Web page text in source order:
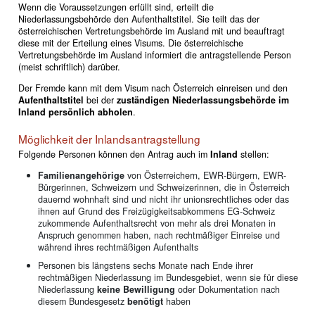
Wenn die Voraussetzungen erfüllt sind, erteilt die
Niederlassungsbehörde den Aufenthaltstitel. Sie teilt das der
österreichischen Vertretungsbehörde im Ausland mit und beauftragt
diese mit der Erteilung eines Visums. Die österreichische
Vertretungsbehörde im Ausland informiert die antragstellende Person
(meist schriftlich) darüber.
Der Fremde kann mit dem Visum nach Österreich einreisen und den
Aufenthaltstitel bei der zuständigen Niederlassungsbehörde im
Inland persönlich abholen.
Möglichkeit der Inlandsantragstellung
Folgende Personen können den Antrag auch im Inland stellen:
Familienangehörigevon Österreichern, EWR-Bürgern, EWR-
Bürgerinnen, Schweizern und Schweizerinnen, die in Österreich
dauernd wohnhaft sind und nicht ihr unionsrechtliches oder das
ihnen auf Grund des Freizügigkeitsabkommens EG-Schweiz
zukommende Aufenthaltsrecht von mehr als drei Monaten in
Anspruch genommen haben, nach rechtmäßiger Einreise und
während ihres rechtmäßigen Aufenthalts
Personen bis längstens sechs Monate nach Ende ihrer
rechtmäßigen Niederlassung im Bundesgebiet, wenn sie für diese
Niederlassung keine Bewilligung oder Dokumentation nach
diesem Bundesgesetz benötigthaben